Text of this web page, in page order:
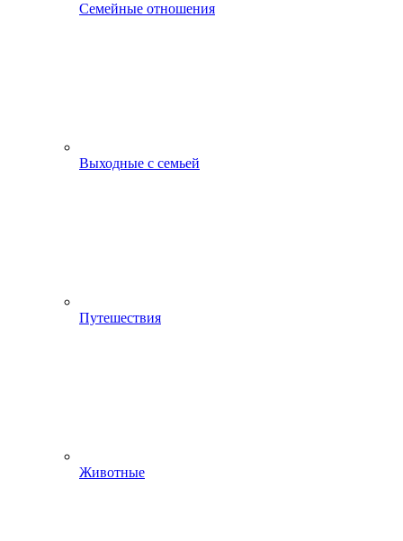
Семейные отношения
Выходные с семьей
Путешествия
Животные